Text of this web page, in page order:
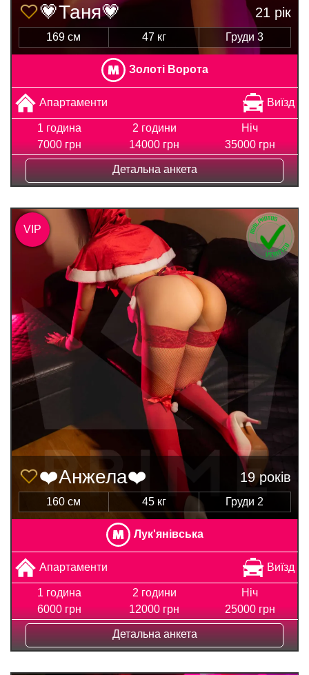
💗Таня💗 21 рік
169 см 47 кг Груди 3
Золоті Ворота
Апартаменти Виїзд
1 година
7000 грн
2 години
14000 грн
Ніч
35000 грн
Детальна анкета
❤️Анжела❤️ 19 років
160 см 45 кг Груди 2
Лук'янівська
Апартаменти Виїзд
1 година
6000 грн
2 години
12000 грн
Ніч
25000 грн
Детальна анкета
VIP